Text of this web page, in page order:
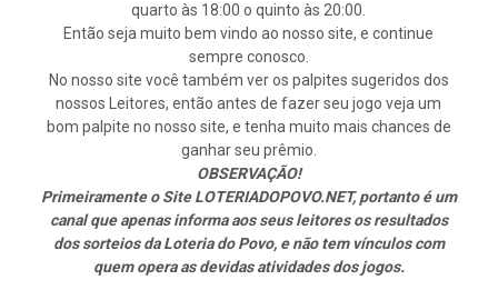
quarto às 18:00 o quinto às 20:00.
Então seja muito bem vindo ao nosso site, e continue
sempre conosco.
No nosso site você também ver os palpites sugeridos dos
nossos Leitores, então antes de fazer seu jogo veja um
bom palpite no nosso site, e tenha muito mais chances de
ganhar seu prêmio.
OBSERVAÇÃO!
Primeiramente o Site LOTERIADOPOVO.NET, portanto é um
canal que apenas informa aos seus leitores os resultados
dos sorteios da Loteria do Povo, e não tem vínculos com
quem opera as devidas atividades dos jogos.